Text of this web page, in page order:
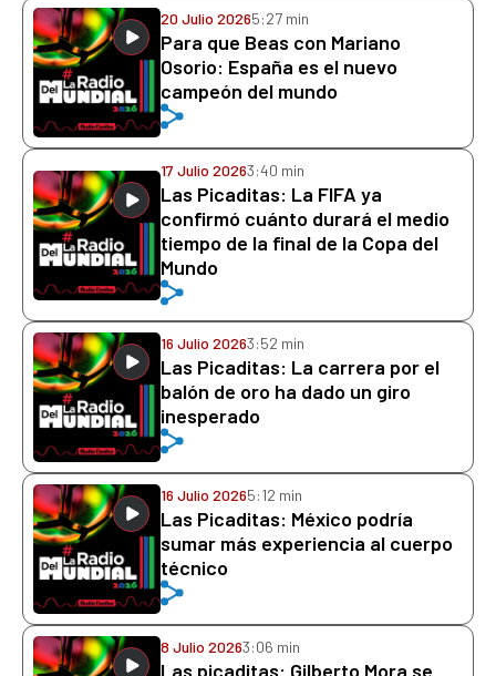
20 Julio 20265:27 min
Para que Beas con Mariano
Osorio: España es el nuevo
campeón del mundo
17 Julio 20263:40 min
Las Picaditas: La FIFA ya
confirmó cuánto durará el medio
tiempo de la final de la Copa del
Mundo
16 Julio 20263:52 min
Las Picaditas: La carrera por el
balón de oro ha dado un giro
inesperado
16 Julio 20265:12 min
Las Picaditas: México podría
sumar más experiencia al cuerpo
técnico
8 Julio 20263:06 min
Las picaditas: Gilberto Mora se